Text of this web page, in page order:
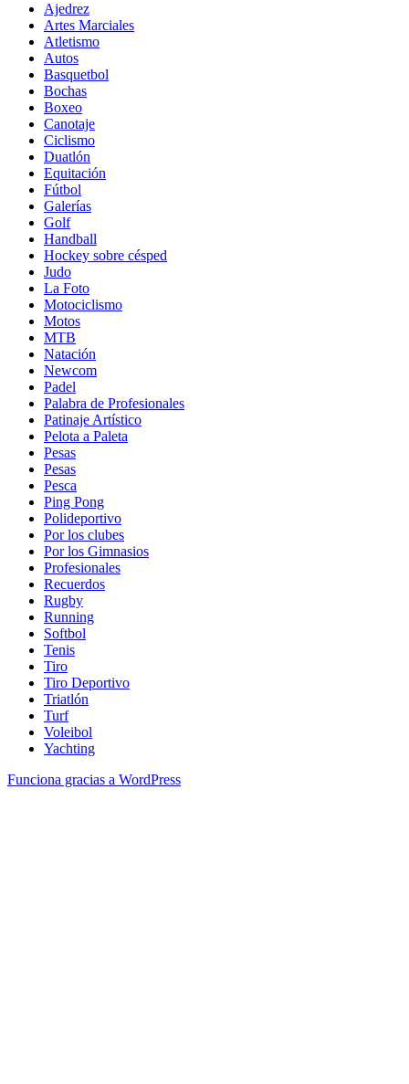
Ajedrez
Artes Marciales
Atletismo
Autos
Basquetbol
Bochas
Boxeo
Canotaje
Ciclismo
Duatlón
Equitación
Fútbol
Galerías
Golf
Handball
Hockey sobre césped
Judo
La Foto
Motociclismo
Motos
MTB
Natación
Newcom
Padel
Palabra de Profesionales
Patinaje Artístico
Pelota a Paleta
Pesas
Pesas
Pesca
Ping Pong
Polideportivo
Por los clubes
Por los Gimnasios
Profesionales
Recuerdos
Rugby
Running
Softbol
Tenis
Tiro
Tiro Deportivo
Triatlón
Turf
Voleibol
Yachting
Funciona gracias a WordPress